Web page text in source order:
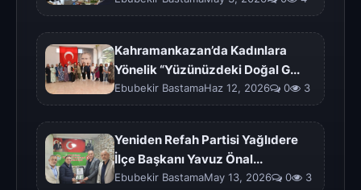
Kahramankazan’da Kadınlara
Yönelik “Yüzünüzdeki Doğal G...
Ebubekir BastamaHaz 12, 2026 0 3
Yeniden Refah Partisi Yağlıdere
İlçe Başkanı Yavuz Önal...
Ebubekir BastamaMay 13, 2026 0 3